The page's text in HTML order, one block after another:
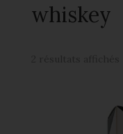
whiskey